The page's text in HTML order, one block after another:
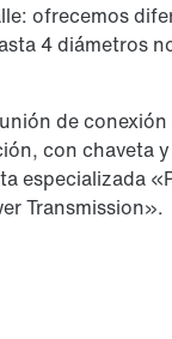
ofrecemos
4 diámetros
de
con chaveta
especializada
Transmission».